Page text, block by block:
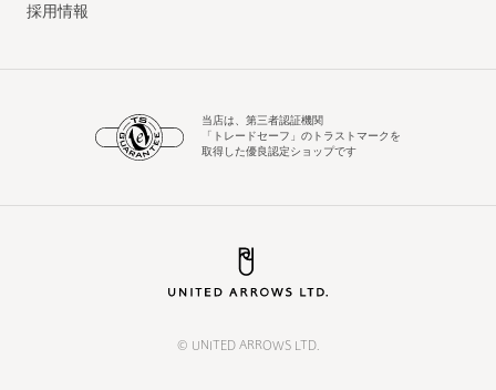
採用情報
当店は、第三者認証機関
「トレードセーフ」のトラストマークを
取得した優良認定ショップです
© UNITED ARROWS LTD.